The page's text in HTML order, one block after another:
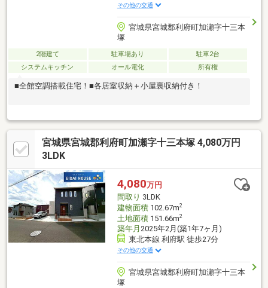
その他の交通
宮城県宮城郡利府町加瀬字十三本
塚
2階建て 駐車場あり
駐車2台
システムキッチン
オール電化 所有権
■全館空調搭載住宅！■各居室収納＋小屋裏収納付き！
宮城県宮城郡利府町加瀬字十三本塚 4,080万円
3LDK
4,080万円
間取り 3LDK
建物面積102.67m2
土地面積151.66m2
築年月 2025年2月(築1年7ヶ月)
東北本線 利府駅 徒歩27分
その他の交通
宮城県宮城郡利府町加瀬字十三本
塚